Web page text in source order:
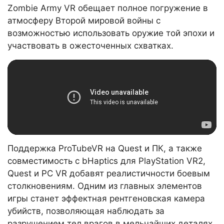
Zombie Army VR обещает полное погружение в
атмосферу Второй мировой войны с
возможностью использовать оружие той эпохи и
участвовать в ожесточенных схватках.
Поддержка ProTubeVR на Quest и ПК, а также
совместимость с bHaptics для PlayStation VR2,
Quest и PC VR добавят реалистичности боевым
столкновениям. Одним из главных элементов
игры станет эффектная рентгеновская камера
убийств, позволяющая наблюдать за